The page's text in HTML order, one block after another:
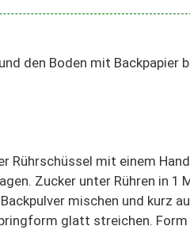
den Boden mit Backpapier
Rührschüssel mit einem
Zucker unter Rühren in 1
mischen und kurz
glatt streichen.